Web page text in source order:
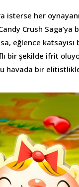
isterse her
Crush Saga’ya
eğlence katsayısı
bir şekilde ifrit
havada bir